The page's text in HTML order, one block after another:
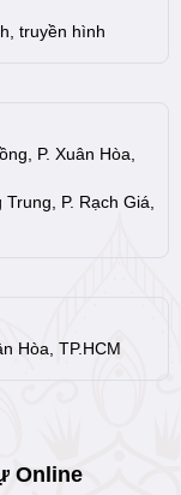
truyền hình
P. Xuân Hòa,
P. Rạch Giá,
Hòa, TP.HCM
Online